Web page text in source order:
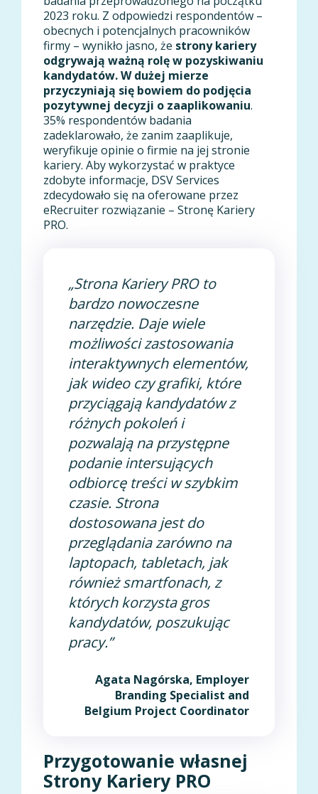
2023 roku. Z odpowiedzi respondentów –
obecnych i potencjalnych pracowników
firmy – wynikło jasno, że strony kariery
odgrywają ważną rolę w pozyskiwaniu
kandydatów. W dużej mierze
przyczyniają się bowiem do podjęcia
pozytywnej decyzji o zaaplikowaniu.
35% respondentów badania
zadeklarowało, że zanim zaaplikuje,
weryfikuje opinie o firmie na jej stronie
kariery. Aby wykorzystać w praktyce
zdobyte informacje, DSV Services
zdecydowało się na oferowane przez
eRecruiter rozwiązanie – Stronę Kariery
PRO.
„Strona Kariery PRO to
bardzo nowoczesne
narzędzie. Daje wiele
możliwości zastosowania
interaktywnych elementów,
jak wideo czy grafiki, które
przyciągają kandydatów z
różnych pokoleń i
pozwalają na przystępne
podanie intersujących
odbiorcę treści w szybkim
czasie. Strona
dostosowana jest do
przeglądania zarówno na
laptopach, tabletach, jak
również smartfonach, z
których korzysta gros
kandydatów, poszukując
pracy.”
Agata Nagórska, Employer
Branding Specialist and
Belgium Project Coordinator
Przygotowanie własnej
Strony Kariery PRO